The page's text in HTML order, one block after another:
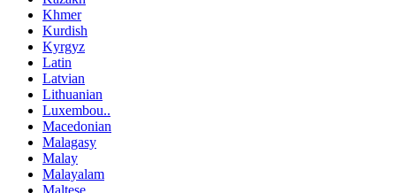
Khmer
Kurdish
Kyrgyz
Latin
Latvian
Lithuanian
Luxembou..
Macedonian
Malagasy
Malay
Malayalam
Maltese